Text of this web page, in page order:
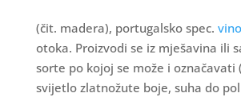
(čit. madera), portugalsko spec. vino
otoka. Proizvodi se iz mješavina ili
sorte po kojoj se može i označavati
svijetlo zlatnožute boje, suha do